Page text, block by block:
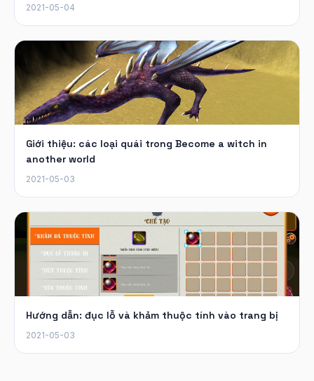
2021-05-04
Giới thiệu: các loại quái trong Become a witch in
another world
2021-05-03
Hướng dẫn: đục lỗ và khảm thuộc tính vào trang bị
2021-05-03